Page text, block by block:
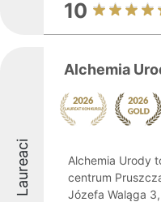
10
Laureaci
Alchemia
Alchemia Urody
centrum
Józefa Waląga